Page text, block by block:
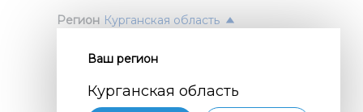
Регион Курганская область
Ваш регион
Курганская область